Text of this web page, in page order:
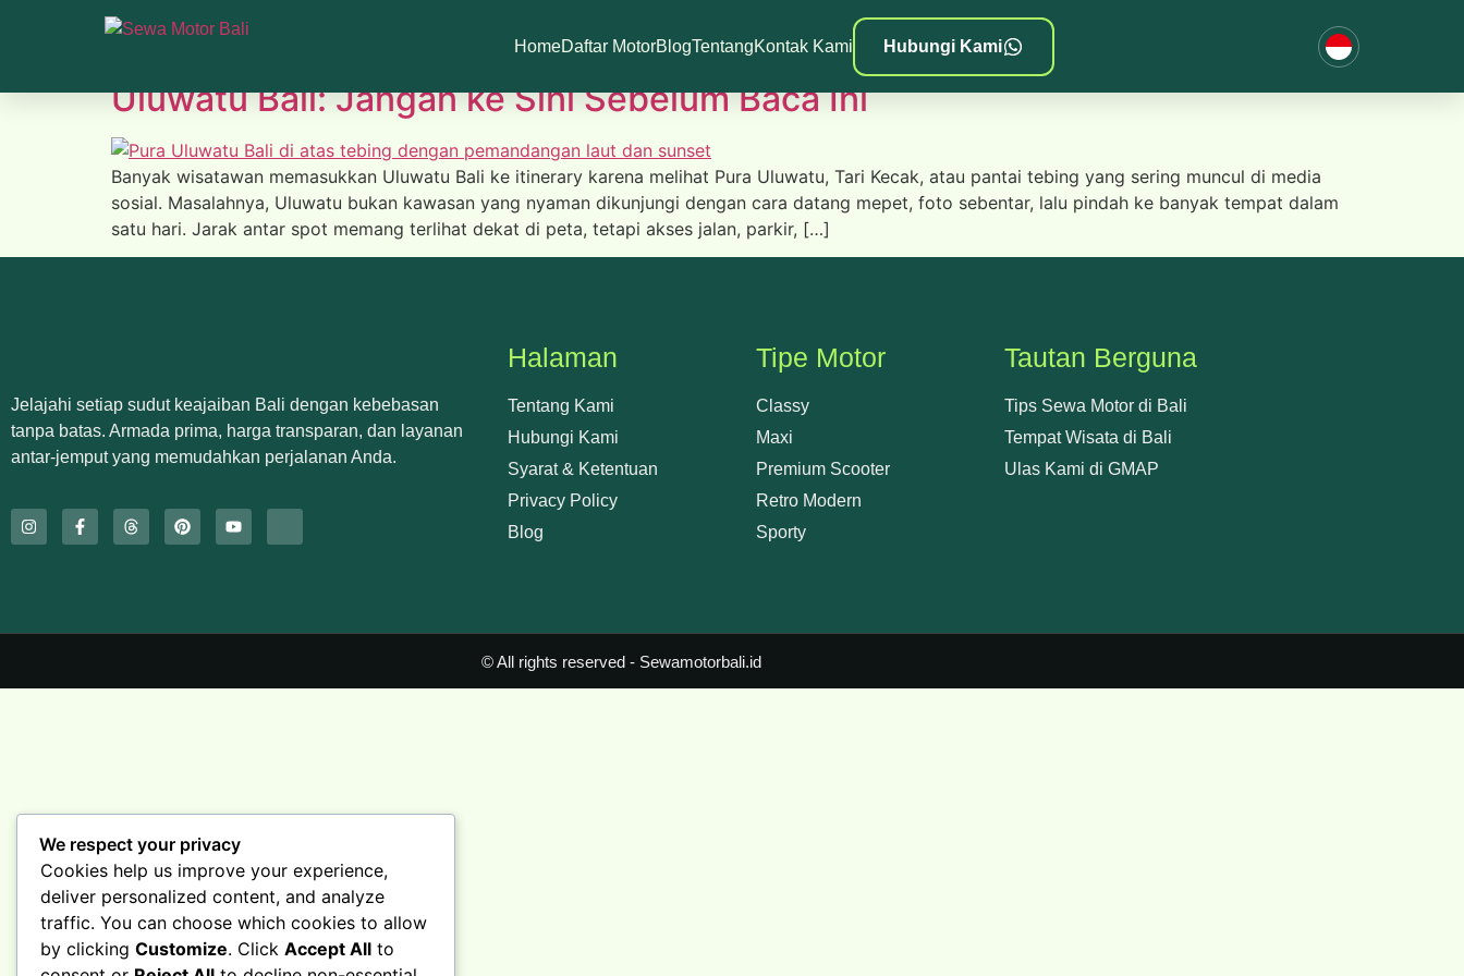
HomeDaftar MotorBlogTentangKontak Kami Hubungi Kami
Tag:villa uluwatu
Uluwatu Bali: Jangan ke Sini Sebelum Baca Ini
Banyak wisatawan memasukkan Uluwatu Bali ke itinerary karena melihat Pura Uluwatu, Tari Kecak, atau pantai tebing yang sering muncul di media
sosial. Masalahnya, Uluwatu bukan kawasan yang nyaman dikunjungi dengan cara datang mepet, foto sebentar, lalu pindah ke banyak tempat dalam
satu hari. Jarak antar spot memang terlihat dekat di peta, tetapi akses jalan, parkir, […]
Jelajahi setiap sudut keajaiban Bali dengan kebebasan
tanpa batas. Armada prima, harga transparan, dan layanan
antar-jemput yang memudahkan perjalanan Anda.
Halaman
Tentang Kami
Hubungi Kami
Syarat & Ketentuan
Privacy Policy
Blog
Tipe Motor
Classy
Maxi
Premium Scooter
Retro Modern
Sporty
Tautan Berguna
Tips Sewa Motor di Bali
Tempat Wisata di Bali
Ulas Kami di GMAP
© All rights reserved - Sewamotorbali.id
We respect your privacy
Cookies help us improve your experience,
deliver personalized content, and analyze
traffic. You can choose which cookies to allow
by clicking Customize. Click Accept All to